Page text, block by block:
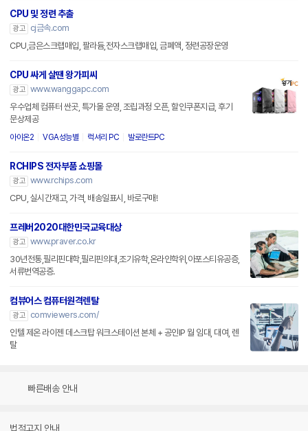
CPU 및 정련 추출
광고
cj금속.com
CPU,금은스크랩매입, 팔라듐,전자스크랩매입, 금폐액, 정련공장운영
CPU 싸게 살땐 왕가피씨
광고 www.wanggapc.com
우수업체 컴퓨터 싼곳, 특가몰 운영, 조립과정 오픈, 할인쿠폰지급, 후기
문상제공
아이온2 VGA성능별 럭셔리 PC 발로란트PC
RCHIPS 전자부품 쇼핑몰
광고 www.rchips.com
CPU, 실시간재고, 가격, 배송일표시, 바로구매!
프레버2020대한민국교육대상
광고 www.praver.co.kr
30년전통,필리핀대학,필리핀의대,조기유학,온라인학위,아포스티유공증,
서류번역공증.
컴뷰어스 컴퓨터원격렌탈
광고
comviewers.com/
인텔 제온 라이젠 데스크탑 워크스테이션 본체 + 공인IP 월 임대, 대여, 렌
탈
빠른배송 안내
법적고지 안내